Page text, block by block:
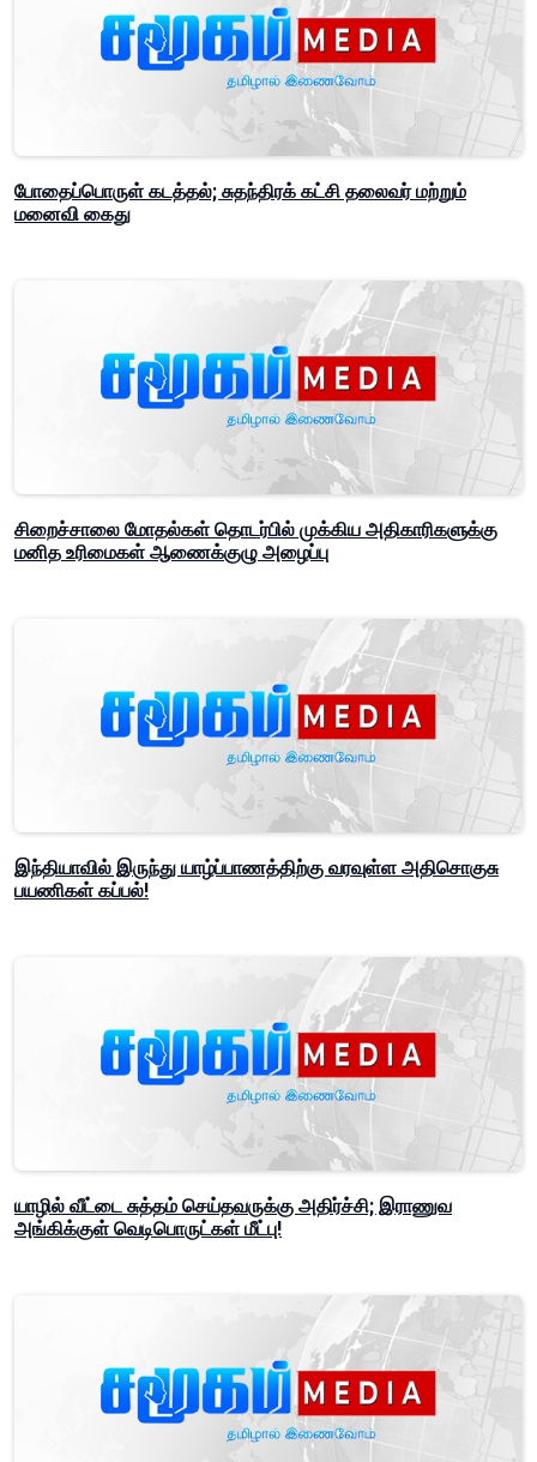
போதைப்பொருள் கடத்தல்; சுதந்திரக் கட்சி தலைவர் மற்றும்
மனைவி கைது
சிறைச்சாலை மோதல்கள் தொடர்பில் முக்கிய அதிகாரிகளுக்கு
மனித உரிமைகள் ஆணைக்குழு அழைப்பு
இந்தியாவில் இருந்து யாழ்ப்பாணத்திற்கு வரவுள்ள அதிசொகுசு
பயணிகள் கப்பல்!
யாழில் வீட்டை சுத்தம் செய்தவருக்கு அதிர்ச்சி; இராணுவ
அங்கிக்குள் வெடிபொருட்கள் மீட்பு!